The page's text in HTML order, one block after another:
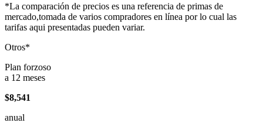
*La comparación de precios es una referencia de primas de
mercado,tomada de varios compradores en línea por lo cual las
tarifas aqui presentadas pueden variar.
Otros*
Plan forzoso
a 12 meses
$8,541
anual